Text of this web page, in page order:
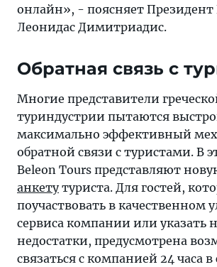
онлайн», - поясняет Президент
Леонидас Димитриадис.
Обратная связь с
Многие представители
туриндустрии пытаются
максимально эффективный
обратной связи с туристами. В
Beleon Tours представляют
анкетутуриста. Для гостей,
поучаствовать в качественном
сервиса компании или указать
недостатки, предусмотрена
связаться с компанией 24 часа в